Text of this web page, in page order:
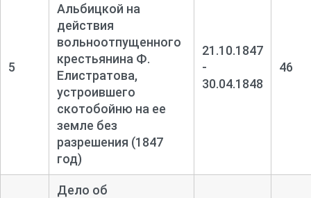
5
Альбицкой на
действия
вольноотпущенного
крестьянина Ф.
Елистратова,
устроившего
скотобойню на ее
земле без
разрешения (1847
год)
21.10.1847
-
30.04.1848
46
Дело об